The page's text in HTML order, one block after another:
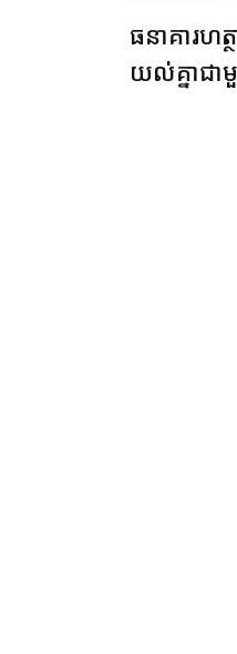
ធនាគារ​ហ
យល់​គ្នា​ជា